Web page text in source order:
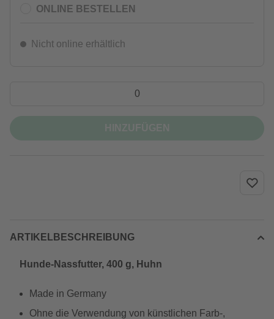
ONLINE BESTELLEN
Nicht online erhältlich
ARTIKELBESCHREIBUNG
Hunde-Nassfutter, 400 g, Huhn
Made in Germany
Ohne die Verwendung von künstlichen Farb-,